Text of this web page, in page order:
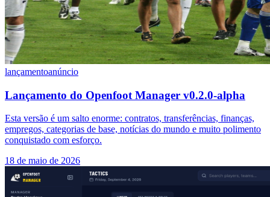
lançamentoanúncio
Lançamento do Openfoot Manager v0.2.0-alpha
Esta versão é um salto enorme: contratos, transferências, finanças,
empregos, categorias de base, notícias do mundo e muito polimento
conquistado com esforço.
18 de maio de 2026